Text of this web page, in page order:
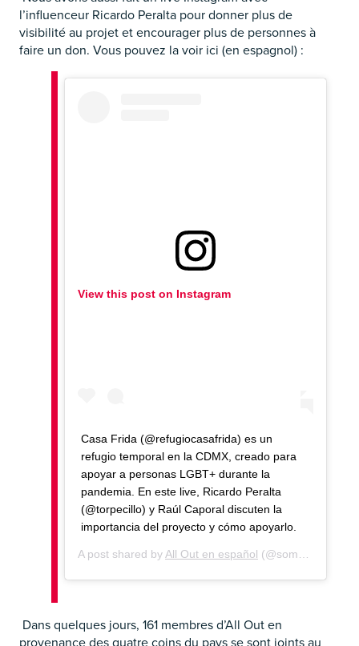
l’influenceur Ricardo Peralta pour donner plus de
visibilité au projet et encourager plus de personnes à
faire un don. Vous pouvez la voir ici (en espagnol) :
View this post on Instagram
Casa Frida (@refugiocasafrida) es un
refugio temporal en la CDMX, creado para
apoyar a personas LGBT+ durante la
pandemia. En este live, Ricardo Peralta
(@torpecillo) y Raúl Caporal discuten la
importancia del proyecto y cómo apoyarlo.
A post shared by All Out en español (@somosallout) on
Dans quelques jours, 161 membres d’All Out en
provenance des quatre coins du pays se sont joints au